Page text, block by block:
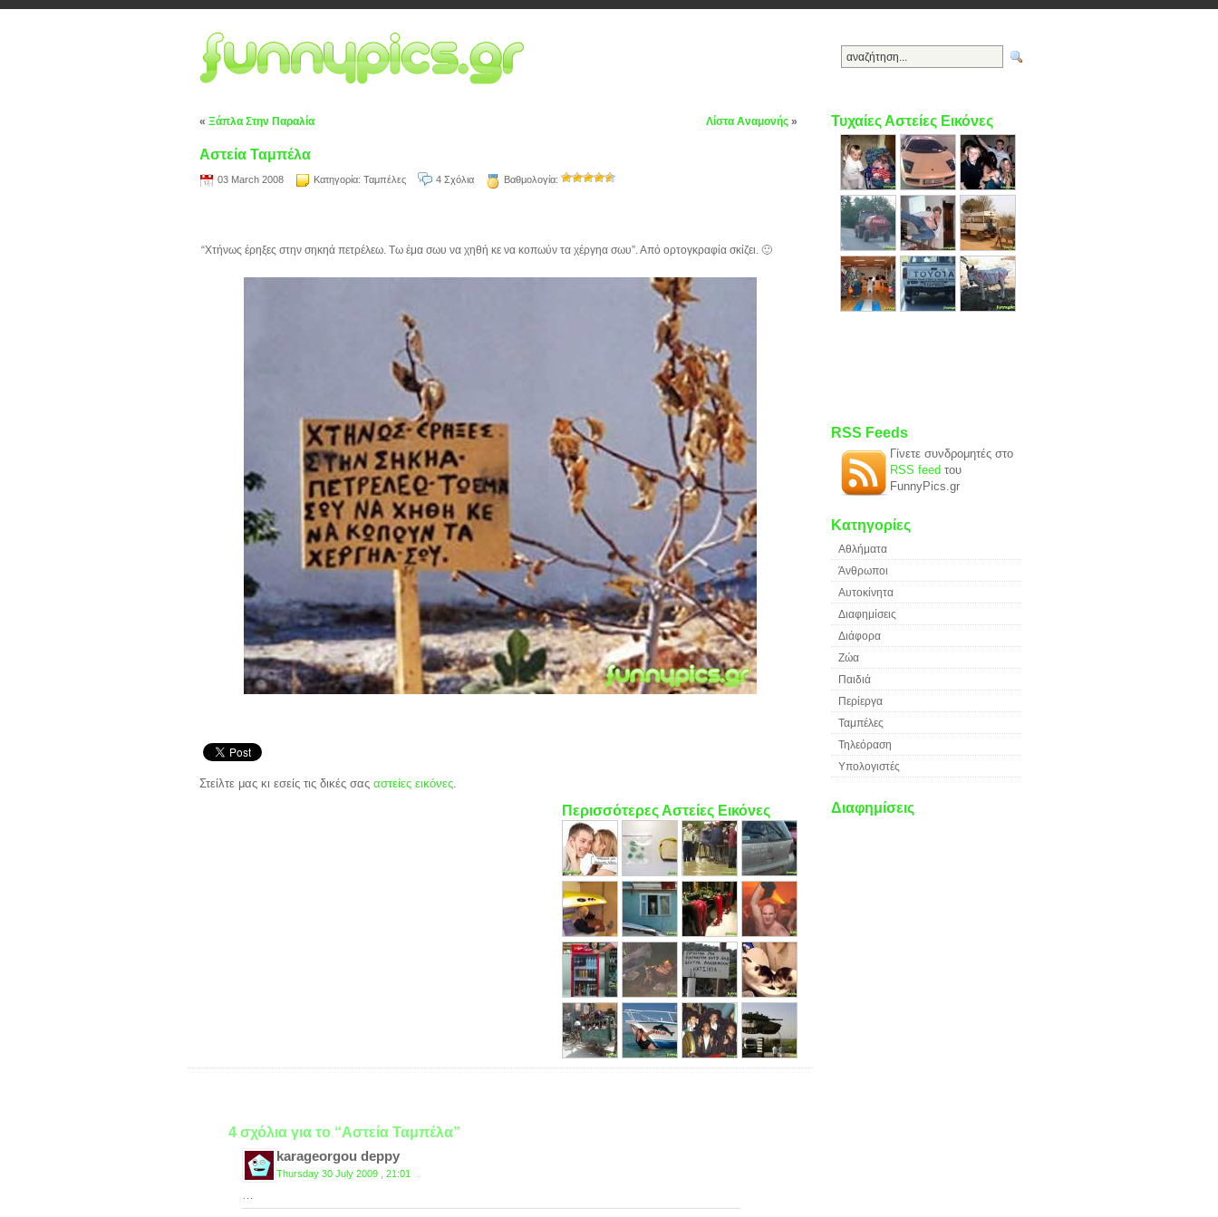
« Ξάπλα Στην Παραλία Λίστα Αναμονής »
Αστεία Ταμπέλα
03 March 2008 Κατηγορία: Ταμπέλες 4 Σχόλια Βαθμολογία:
“Χτήνως έρηξες στην σηκηά πετρέλεω. Τω έμα σωυ να χηθή κε να κοπωύν τα χέργηα σωυ”. Από ορτογκραφία σκίζει. 🙂
Στείλτε μας κι εσείς τις δικές σας αστείες εικόνες.
Περισσότερες Αστείες Εικόνες
4 σχόλια για το “Αστεία Ταμπέλα”
karageorgou deppy
Thursday 30 July 2009 , 21:01
…
Τυχαίες Αστείες Εικόνες
RSS Feeds
Γίνετε συνδρομητές στο
RSS feed του
FunnyPics.gr
Κατηγορίες
Αθλήματα
Άνθρωποι
Αυτοκίνητα
Διαφημίσεις
Διάφορα
Ζώα
Παιδιά
Περίεργα
Ταμπέλες
Τηλεόραση
Υπολογιστές
Διαφημίσεις